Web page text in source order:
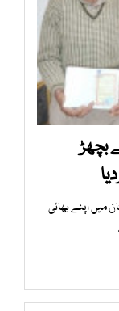
سے بچھڑ
میں اپنے بھائی